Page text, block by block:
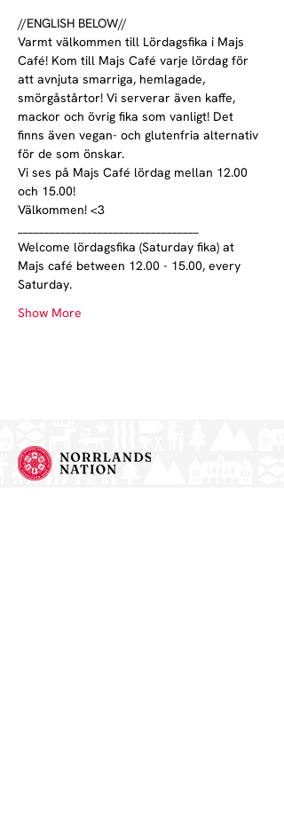
//ENGLISH BELOW//
Varmt välkommen till Lördagsfika i Majs
Café! Kom till Majs Café varje lördag för
att avnjuta smarriga, hemlagade,
smörgåstårtor! Vi serverar även kaffe,
mackor och övrig fika som vanligt! Det
finns även vegan- och glutenfria alternativ
för de som önskar.
Vi ses på Majs Café lördag mellan 12.00
och 15.00!
Välkommen! <3
Welcome lördagsfika (Saturday fika) at
Majs café between 12.00 - 15.00, every
Saturday.
Show More